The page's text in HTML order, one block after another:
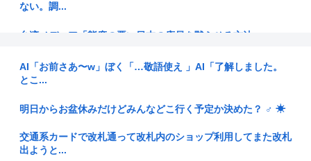
ない。調...
台湾メディア「態度の悪い日本の店員を黙らせる方法」
55歳・大久保佳代子“現在の性欲”について衝撃告白 「休みの
日と...
【歌舞伎俳優】中村小三郎さん（77）をひき逃げの疑いで書
類送検 ...
【画像】Kカップお○ぱいを下から眺めるとｗｗｗ
AI「お前さあ〜w」ぼく「…敬語使え 」AI「了解しました。
とこ...
明日からお盆休みだけどみんなどこ行く予定か決めた？ ‍♂ ☀
交通系カードで改札通って改札内のショップ利用してまた改札
出ようと...